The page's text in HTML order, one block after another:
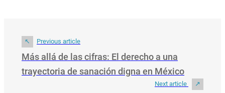
Previous article
Más allá de las cifras: El derecho a una
trayectoria de sanación digna en México
Next article